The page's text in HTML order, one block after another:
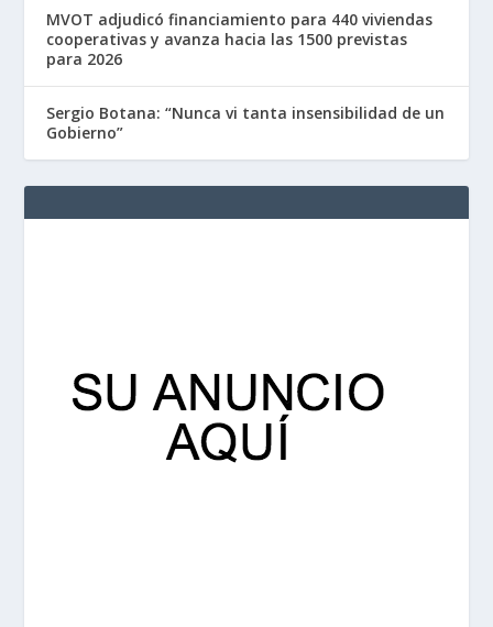
MVOT adjudicó financiamiento para 440 viviendas
cooperativas y avanza hacia las 1500 previstas
para 2026
Sergio Botana: “Nunca vi tanta insensibilidad de un
Gobierno”